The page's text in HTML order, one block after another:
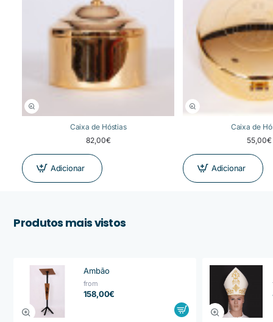
Caixa de Hóstias
82,00€
Adicionar
Caixa de
55,00€
Adicionar
Produtos mais vistos
Ambão
from
158,00€